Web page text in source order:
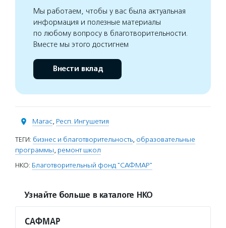
Мы работаем, чтобы у вас была актуальная
информация и полезные материалы
по любому вопросу в благотворительности.
Вместе мы этого достигнем
Внести вклад
Магас, Респ. Ингушетия
ТЕГИ: бизнес и благотворительность, образовательные
программы, ремонт школ
НКО: Благотворительный фонд "САФМАР"
Узнайте больше в каталоге НКО
САФМАР